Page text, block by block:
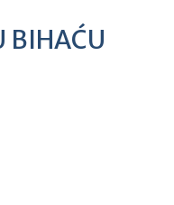
BIHAĆU